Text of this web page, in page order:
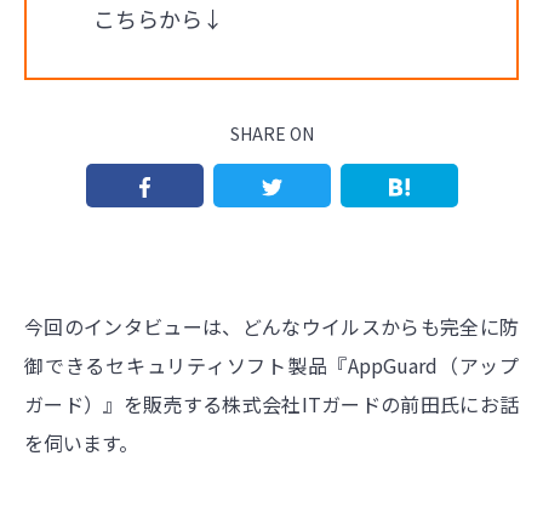
こちらから↓
SHARE ON
今回のインタビューは、どんなウイルスからも完全に防
御できるセキュリティソフト製品『AppGuard （アップ
ガード）』を販売する株式会社ITガードの前田氏にお話
を伺います。